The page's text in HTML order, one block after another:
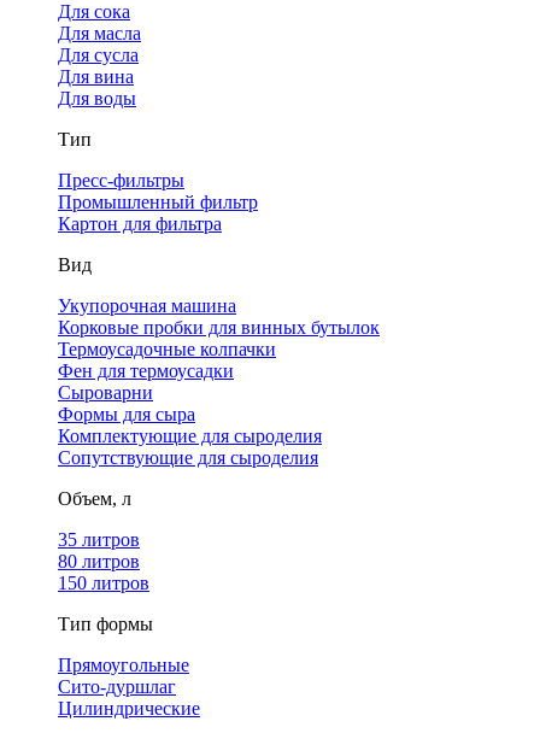
Для сока
Для масла
Для сусла
Для вина
Для воды
Тип
Пресс-фильтры
Промышленный фильтр
Картон для фильтра
Вид
Укупорочная машина
Корковые пробки для винных бутылок
Термоусадочные колпачки
Фен для термоусадки
Сыроварни
Формы для сыра
Комплектующие для сыроделия
Сопутствующие для сыроделия
Объем, л
35 литров
80 литров
150 литров
Тип формы
Прямоугольные
Сито-дуршлаг
Цилиндрические